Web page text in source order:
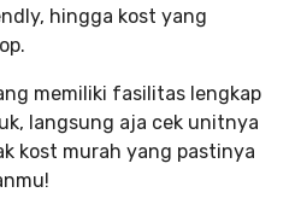
hingga kost yang
memiliki fasilitas lengkap
langsung aja cek unitnya
kost murah yang pastinya